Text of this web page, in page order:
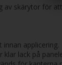
av skärytor för
innan applicering.
klar lack på